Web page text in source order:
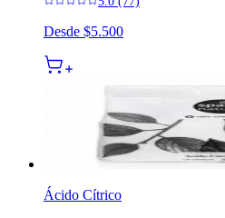
Desde $5.500
Ácido Cítrico